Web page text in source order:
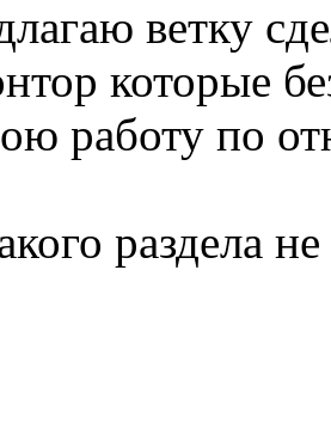
ветку
которые
работу по
раздела не